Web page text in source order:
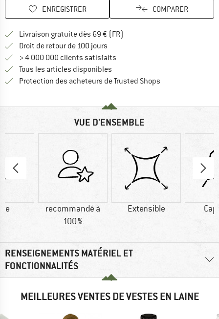
ENREGISTRER COMPARER
Livraison gratuite dès 69 € (FR)
Droit de retour de 100 jours
> 4 000 000 clients satisfaits
Tous les articles disponibles
Protection des acheteurs de Trusted Shops
VUE D'ENSEMBLE
recommandé à
100 %
Extensible
RENSEIGNEMENTS MATÉRIEL ET
FONCTIONNALITÉS
MEILLEURES VENTES DE VESTES EN LAINE